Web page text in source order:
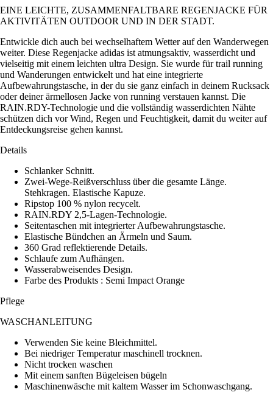
EINE LEICHTE, ZUSAMMENFALTBARE REGENJACKE FÜR
AKTIVITÄTEN OUTDOOR UND IN DER STADT.
Entwickle dich auch bei wechselhaftem Wetter auf den Wanderwegen
weiter. Diese Regenjacke adidas ist atmungsaktiv, wasserdicht und
vielseitig mit einem leichten ultra Design. Sie wurde für trail running
und Wanderungen entwickelt und hat eine integrierte
Aufbewahrungstasche, in der du sie ganz einfach in deinem Rucksack
oder deiner ärmellosen Jacke von running verstauen kannst. Die
RAIN.RDY-Technologie und die vollständig wasserdichten Nähte
schützen dich vor Wind, Regen und Feuchtigkeit, damit du weiter auf
Entdeckungsreise gehen kannst.
Details
Schlanker Schnitt.
Zwei-Wege-Reißverschluss über die gesamte Länge.
Stehkragen. Elastische Kapuze.
Ripstop 100 % nylon recycelt.
RAIN.RDY 2,5-Lagen-Technologie.
Seitentaschen mit integrierter Aufbewahrungstasche.
Elastische Bündchen an Ärmeln und Saum.
360 Grad reflektierende Details.
Schlaufe zum Aufhängen.
Wasserabweisendes Design.
Farbe des Produkts : Semi Impact Orange
Pflege
WASCHANLEITUNG
Verwenden Sie keine Bleichmittel.
Bei niedriger Temperatur maschinell trocknen.
Nicht trocken waschen
Mit einem sanften Bügeleisen bügeln
Maschinenwäsche mit kaltem Wasser im Schonwaschgang.